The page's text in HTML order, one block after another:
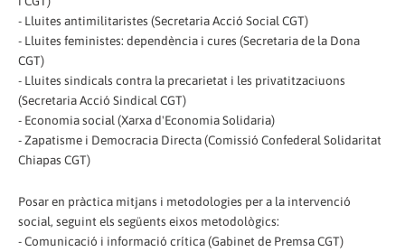
- Lluites antimilitaristes (Secretaria Acció Social CGT)
- Lluites feministes: dependència i cures (Secretaria de la Dona
CGT)
- Lluites sindicals contra la precarietat i les privatitzaciuons
(Secretaria Acció Sindical CGT)
- Economia social (Xarxa d'Economia Solidaria)
- Zapatisme i Democracia Directa (Comissió Confederal Solidaritat
Chiapas CGT)
Posar en pràctica mitjans i metodologies per a la intervenció
social, seguint els següents eixos metodològics:
- Comunicació i informació crítica (Gabinet de Premsa CGT)